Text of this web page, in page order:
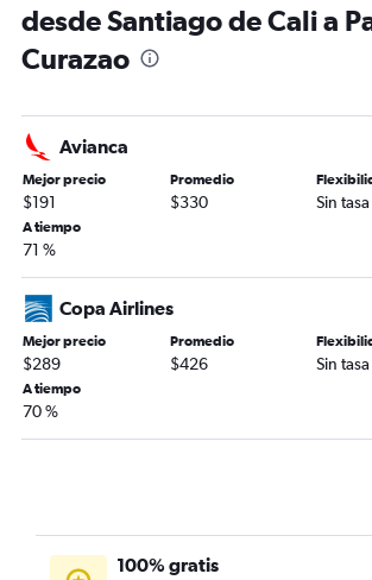
desde Santiago de Cali a
Curazao
Avianca
Mejor precio
$191
Promedio
$330 Sin
A tiempo
71 %
Copa Airlines
Mejor precio
$289
Promedio
$426 Sin
A tiempo
70 %
100% gratis